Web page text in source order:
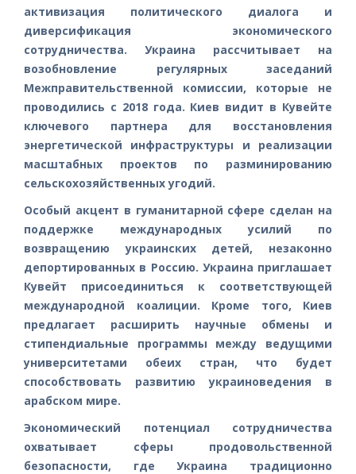
активизация политического диалога и
диверсификация экономического
сотрудничества. Украина рассчитывает на
возобновление регулярных заседаний
Межправительственной комиссии, которые не
проводились с 2018 года. Киев видит в Кувейте
ключевого партнера для восстановления
энергетической инфраструктуры и реализации
масштабных проектов по разминированию
сельскохозяйственных угодий.
Особый акцент в гуманитарной сфере сделан на
поддержке международных усилий по
возвращению украинских детей, незаконно
депортированных в Россию. Украина приглашает
Кувейт присоединиться к соответствующей
международной коалиции. Кроме того, Киев
предлагает расширить научные обмены и
стипендиальные программы между ведущими
университетами обеих стран, что будет
способствовать развитию украиноведения в
арабском мире.
Экономический потенциал сотрудничества
охватывает сферы продовольственной
безопасности, где Украина традиционно